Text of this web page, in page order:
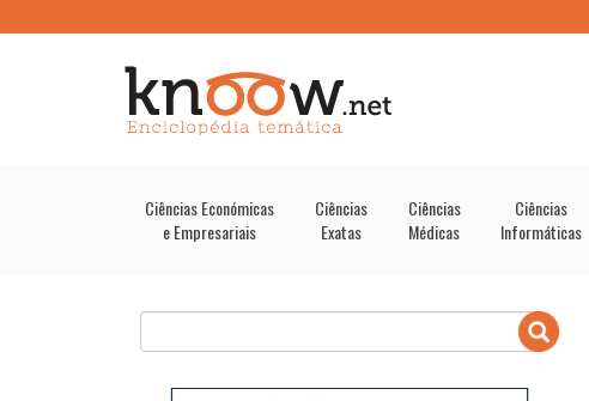
Ciências Económicas
e Empresariais
Ciências
Exatas
Ciências
Médicas
Ciências
Informáticas